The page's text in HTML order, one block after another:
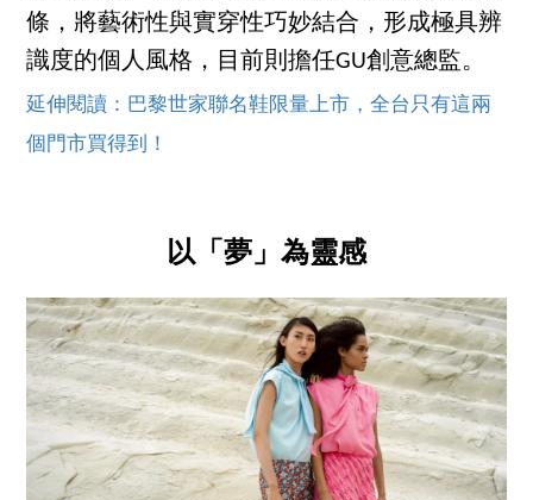
條，將藝術性與實穿性巧妙結合，形成極具辨
識度的個人風格，目前則擔任GU創意總監。
延伸閱讀：巴黎世家聯名鞋限量上市，全台只有這兩
個門市買得到！
以「夢」為靈感